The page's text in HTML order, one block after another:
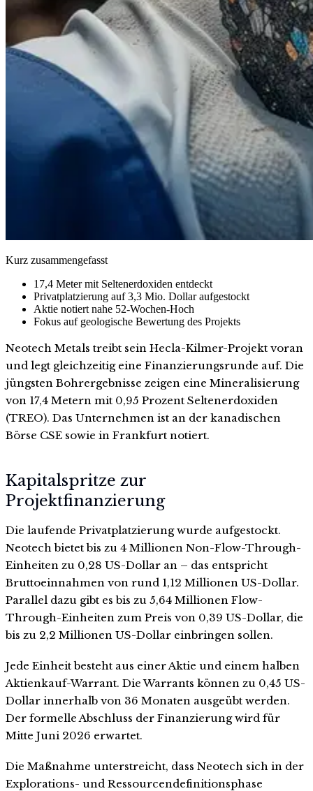
Kurz zusammengefasst
17,4 Meter mit Seltenerdoxiden entdeckt
Privatplatzierung auf 3,3 Mio. Dollar aufgestockt
Aktie notiert nahe 52-Wochen-Hoch
Fokus auf geologische Bewertung des Projekts
Neotech Metals treibt sein Hecla-Kilmer-Projekt voran
und legt gleichzeitig eine Finanzierungsrunde auf. Die
jüngsten Bohrergebnisse zeigen eine Mineralisierung
von 17,4 Metern mit 0,95 Prozent Seltenerdoxiden
(TREO). Das Unternehmen ist an der kanadischen
Börse CSE sowie in Frankfurt notiert.
Kapitalspritze zur
Projektfinanzierung
Die laufende Privatplatzierung wurde aufgestockt.
Neotech bietet bis zu 4 Millionen Non-Flow-Through-
Einheiten zu 0,28 US-Dollar an – das entspricht
Bruttoeinnahmen von rund 1,12 Millionen US-Dollar.
Parallel dazu gibt es bis zu 5,64 Millionen Flow-
Through-Einheiten zum Preis von 0,39 US-Dollar, die
bis zu 2,2 Millionen US-Dollar einbringen sollen.
Jede Einheit besteht aus einer Aktie und einem halben
Aktienkauf-Warrant. Die Warrants können zu 0,45 US-
Dollar innerhalb von 36 Monaten ausgeübt werden.
Der formelle Abschluss der Finanzierung wird für
Mitte Juni 2026 erwartet.
Die Maßnahme unterstreicht, dass Neotech sich in der
Explorations- und Ressourcendefinitionsphase